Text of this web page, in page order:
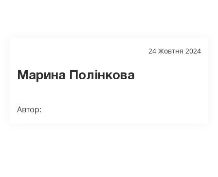
24 Жовтня 2024
Марина Полінкова
Автор: